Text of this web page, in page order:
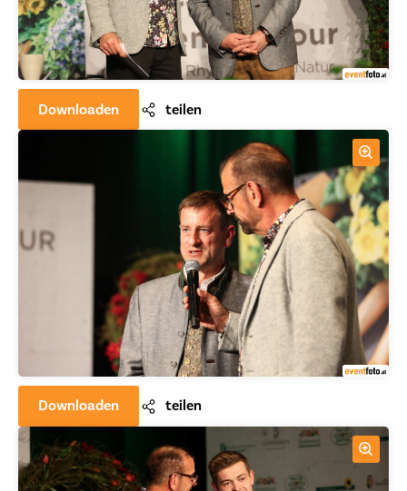
Downloaden teilen
Downloaden teilen